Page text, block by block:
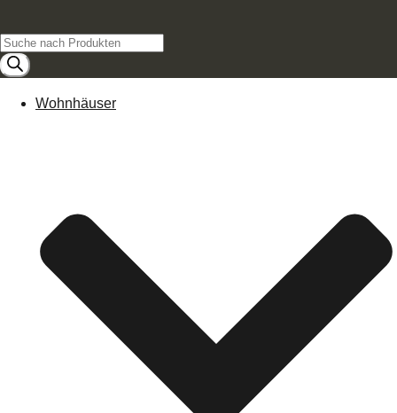
Products
search
Wohnhäuser